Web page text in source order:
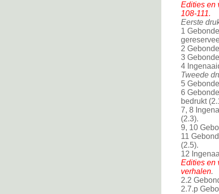
Edities en
108-111.
Eerste
1
2
3
4
Tweede
5
6
bedrukt
7, 8
(2.3).
9, 10
11
(2.5).
12
Edities en
verhalen.
2.2
2.7.p